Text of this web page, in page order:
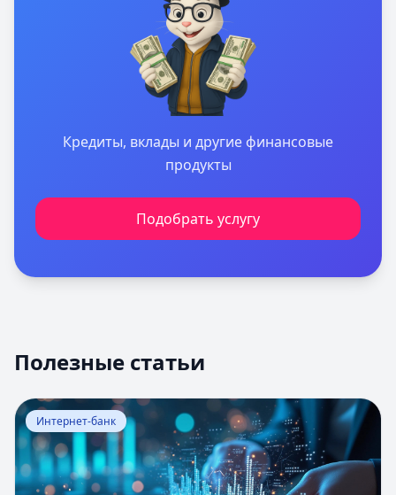
Кредиты, вклады и другие финансовые
продукты
Подобрать услугу
Полезные статьи
Перейти к статье:Оценка вероятности банкротства
Интернет-банк